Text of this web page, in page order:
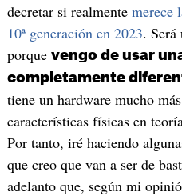
decretar si realmente merece
10ª generación en 2023. Será
porque vengo de usar
completamente
tiene un hardware mucho
características físicas en
Por tanto, iré haciendo
que creo que van a ser de
adelanto que, según mi